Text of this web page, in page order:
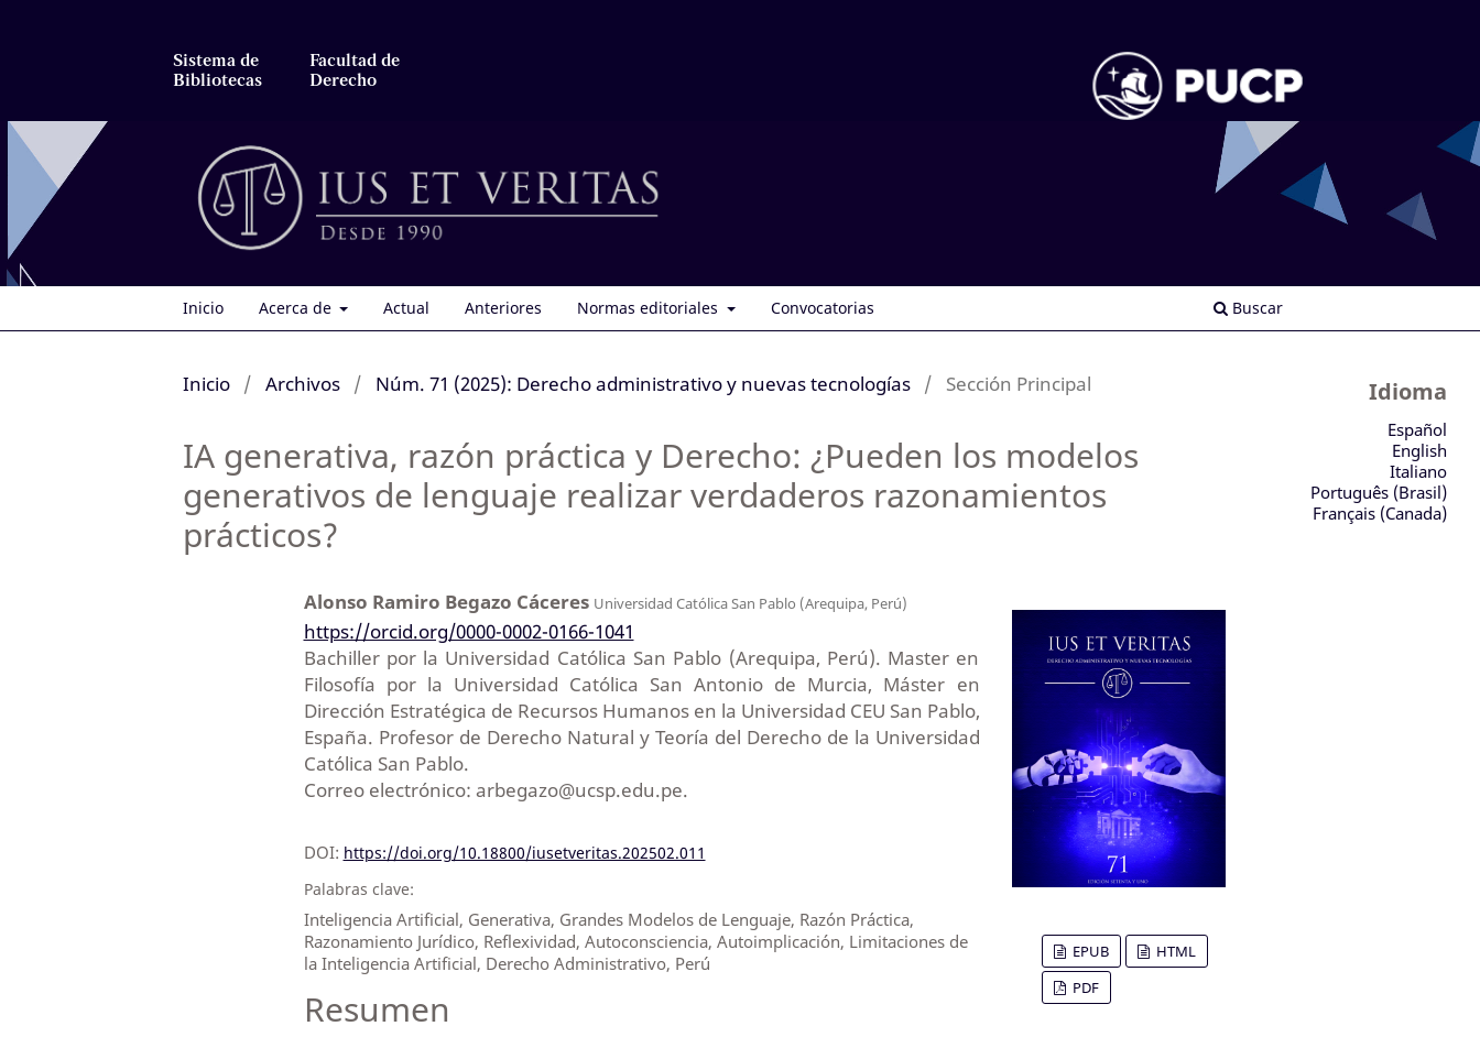
Sistema de
Bibliotecas
Facultad de
Derecho
Inicio Acerca de Actual Anteriores Normas editoriales Convocatorias Buscar
Inicio / Archivos / Núm. 71 (2025): Derecho administrativo y nuevas tecnologías / Sección Principal
IA generativa, razón práctica y Derecho: ¿Pueden los modelos
generativos de lenguaje realizar verdaderos razonamientos
prácticos?
Alonso Ramiro Begazo Cáceres Universidad Católica San Pablo (Arequipa, Perú)
https://orcid.org/0000-0002-0166-1041
Bachiller por la Universidad Católica San Pablo (Arequipa, Perú). Master en
Filosofía por la Universidad Católica San Antonio de Murcia, Máster en
Dirección Estratégica de Recursos Humanos en la Universidad CEU San Pablo,
España. Profesor de Derecho Natural y Teoría del Derecho de la Universidad
Católica San Pablo.
Correo electrónico: arbegazo@ucsp.edu.pe.
DOI: https://doi.org/10.18800/iusetveritas.202502.011
Palabras clave:
Inteligencia Artificial, Generativa, Grandes Modelos de Lenguaje, Razón Práctica,
Razonamiento Jurídico, Reflexividad, Autoconsciencia, Autoimplicación, Limitaciones de
la Inteligencia Artificial, Derecho Administrativo, Perú
Resumen
EPUB
HTML
PDF
Idioma
Español
English
Italiano
Português (Brasil)
Français (Canada)